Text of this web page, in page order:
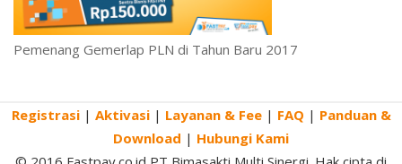
Pemenang Gemerlap PLN di Tahun Baru 2017
Registrasi| Aktivasi| Layanan & Fee| FAQ | Panduan &
Download | Hubungi Kami